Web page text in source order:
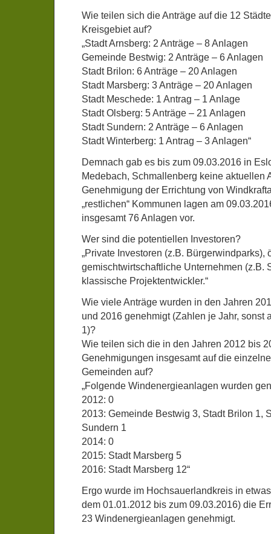
Wie teilen sich die Anträge auf die 12
Kreisgebiet auf?
„Stadt Arnsberg: 2 Anträge – 8 Anlagen
Gemeinde Bestwig: 2 Anträge – 6 Anlagen
Stadt Brilon: 6 Anträge – 20 Anlagen
Stadt Marsberg: 3 Anträge – 20 Anlagen
Stadt Meschede: 1 Antrag – 1 Anlage
Stadt Olsberg: 5 Anträge – 21 Anlagen
Stadt Sundern: 2 Anträge – 6 Anlagen
Stadt Winterberg: 1 Antrag – 3 Anlagen“
Demnach gab es bis zum 09.03.2016 in
Medebach, Schmallenberg keine aktuellen
Genehmigung der Errichtung von
„restlichen“ Kommunen lagen am
insgesamt 76 Anlagen vor.
Wer sind die potentiellen Investoren?
„Private Investoren (z.B. Bürgerwindparks),
gemischtwirtschaftliche Unternehmen (z.B.
klassische Projektentwickler.“
Wie viele Anträge wurden in den Jahren
und 2016 genehmigt (Zahlen je Jahr, sonst
1)?
Wie teilen sich die in den Jahren 2012 bis
Genehmigungen insgesamt auf die
Gemeinden auf?
„Folgende Windenergieanlagen wurden
2012: 0
2013: Gemeinde Bestwig 3, Stadt Brilon 1,
Sundern 1
2014: 0
2015: Stadt Marsberg 5
2016: Stadt Marsberg 12“
Ergo wurde im Hochsauerlandkreis in
dem 01.01.2012 bis zum 09.03.2016) die
23 Windenergieanlagen genehmigt.